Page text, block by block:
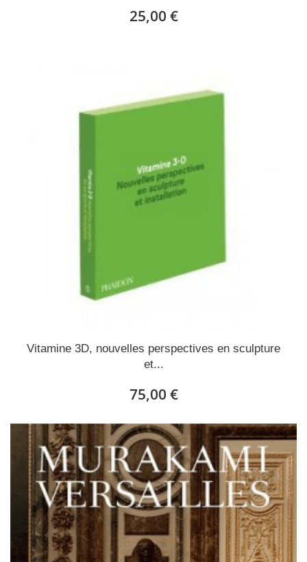
25,00 €
Vitamine 3D, nouvelles perspectives en sculpture
et...
75,00 €